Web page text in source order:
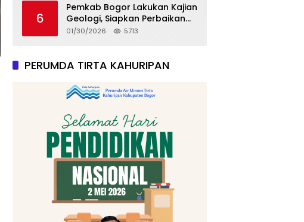
6
Pemkab Bogor Lakukan Kajian
Geologi, Siapkan Perbaikan
Rumah Korban Pergeseran
01/30/2026 5713
PERUMDA TIRTA KAHURIPAN